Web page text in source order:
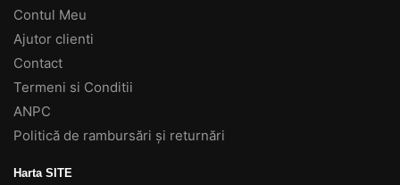
Contul Meu
Ajutor clienti
Contact
Termeni si Conditii
ANPC
Politică de rambursări și returnări
Harta SITE